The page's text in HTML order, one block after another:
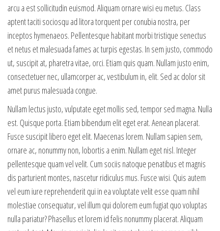
arcu a est sollicitudin euismod. Aliquam ornare wisi eu metus. Class
aptent taciti sociosqu ad litora torquent per conubia nostra, per
inceptos hymenaeos. Pellentesque habitant morbi tristique senectus
et netus et malesuada fames ac turpis egestas. In sem justo, commodo
ut, suscipit at, pharetra vitae, orci. Etiam quis quam. Nullam justo enim,
consectetuer nec, ullamcorper ac, vestibulum in, elit. Sed ac dolor sit
amet purus malesuada congue.
Nullam lectus justo, vulputate eget mollis sed, tempor sed magna. Nulla
est. Quisque porta. Etiam bibendum elit eget erat. Aenean placerat.
Fusce suscipit libero eget elit. Maecenas lorem. Nullam sapien sem,
ornare ac, nonummy non, lobortis a enim. Nullam eget nisl. Integer
pellentesque quam vel velit. Cum sociis natoque penatibus et magnis
dis parturient montes, nascetur ridiculus mus. Fusce wisi. Quis autem
vel eum iure reprehenderit qui in ea voluptate velit esse quam nihil
molestiae consequatur, vel illum qui dolorem eum fugiat quo voluptas
nulla pariatur? Phasellus et lorem id felis nonummy placerat. Aliquam